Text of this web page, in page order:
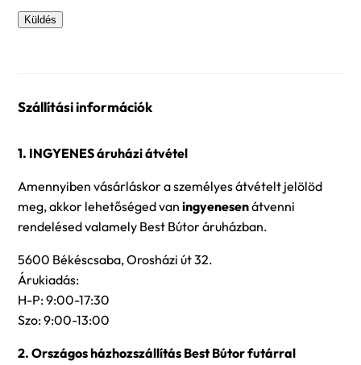
Szállítási információk
1. INGYENES áruházi átvétel
Amennyiben vásárláskor a személyes átvételt jelölöd
meg, akkor lehetőséged van ingyenesenátvenni
rendelésed valamely Best Bútor áruházban.
5600 Békéscsaba, Orosházi út 32.
Árukiadás:
H-P: 9:00-17:30
Szo: 9:00-13:00
2. Országos házhozszállítás Best Bútor futárral